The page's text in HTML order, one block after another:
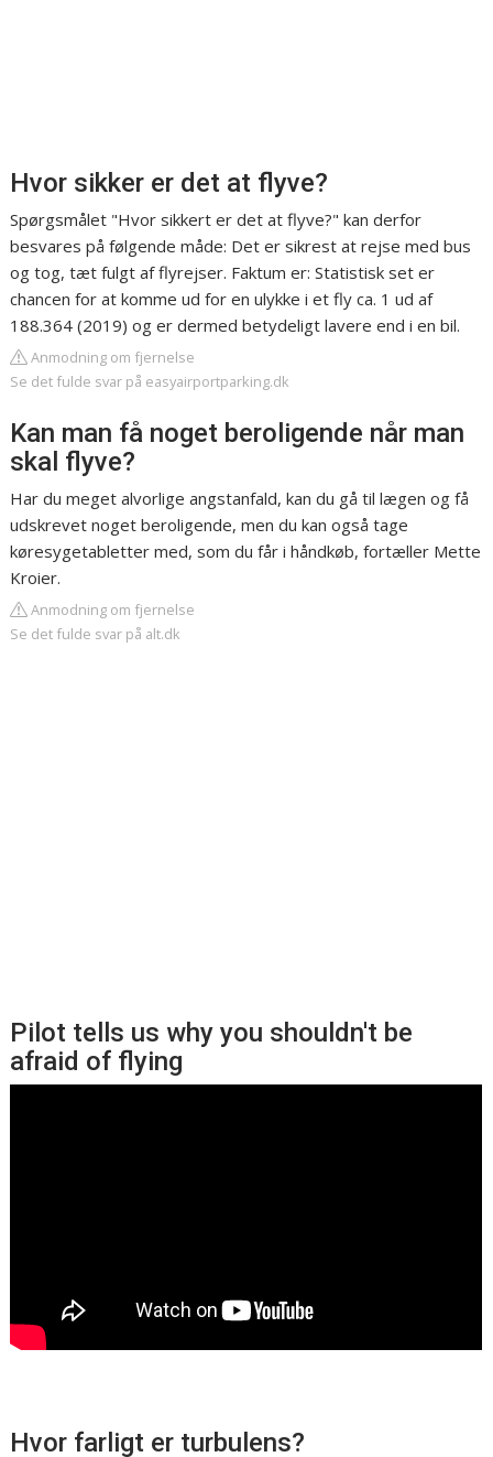
Hvor sikker er det at flyve?
Spørgsmålet "Hvor sikkert er det at flyve?" kan derfor
besvares på følgende måde: Det er sikrest at rejse med bus
og tog, tæt fulgt af flyrejser. Faktum er: Statistisk set er
chancen for at komme ud for en ulykke i et fly ca. 1 ud af
188.364 (2019) og er dermed betydeligt lavere end i en bil.
Anmodning om fjernelse
Se det fulde svar på easyairportparking.dk
Kan man få noget beroligende når man
skal flyve?
Har du meget alvorlige angstanfald, kan du gå til lægen og få
udskrevet noget beroligende, men du kan også tage
køresygetabletter med, som du får i håndkøb, fortæller Mette
Kroier.
Anmodning om fjernelse
Se det fulde svar på alt.dk
Pilot tells us why you shouldn't be
afraid of flying
Hvor farligt er turbulens?